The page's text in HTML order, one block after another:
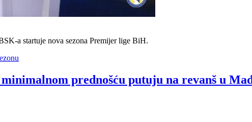
a startuje nova sezona Premijer lige BiH.
prednošću putuju na revanš u